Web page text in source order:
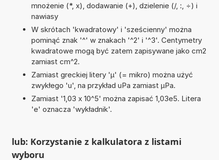
mnożenie (*, x), dodawanie (+), dzielenie (/, :, ÷) i
nawiasy
W skrótach 'kwadratowy' i 'sześcienny' można
pominąć znak '^' w znakach '^2' i '^3'. Centymetry
kwadratowe mogą być zatem zapisywane jako cm2
zamiast cm^2.
Zamiast greckiej litery 'µ' (= mikro) można użyć
zwykłego 'u', na przykład uPa zamiast µPa.
Zamiast '1,03 x 10^5' można zapisać 1,03e5. Litera
'e' oznacza 'wykładnik'.
lub: Korzystanie z kalkulatora z listami
wyboru